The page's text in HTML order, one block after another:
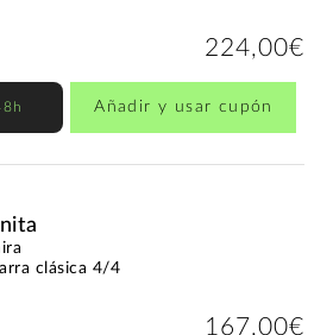
224,00€
Añadir y usar cupón
clásica 4/4
167,00€